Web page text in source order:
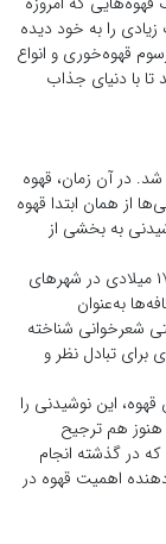
را به خود دیده
قهوه‌خوری و انواع
با دنیای جذاب
وارد ایران شد. در آن زمان، قهوه
از همان ابتدا قهوه
به بخشی از
طبق روایت‌های تاریخی، اولین کافه‌های ایران در قرن ۱۷ میلادی در شهرهای
به‌عنوان
شعرخوانی شناخته
برای تبادل نظر و
این نوشیدنی را
هنوز هم ترجیح
در گذشته انجام
اهمیت قهوه در